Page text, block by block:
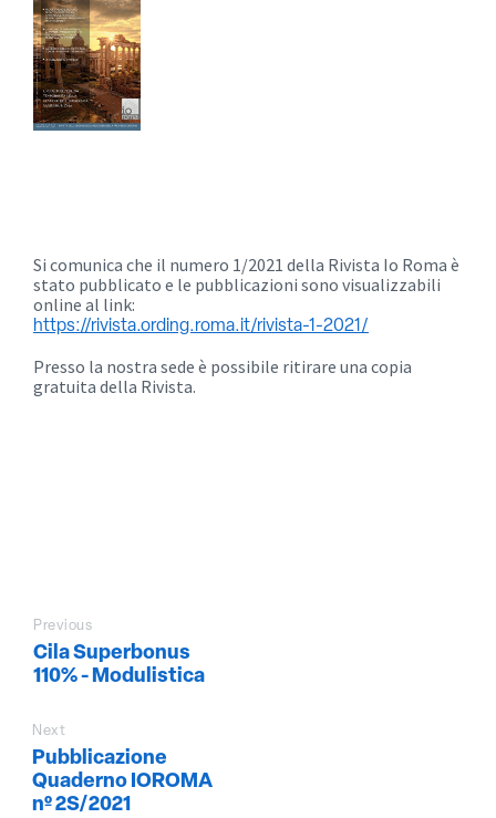
Si comunica che il numero 1/2021 della Rivista Io Roma è
stato pubblicato e le pubblicazioni sono visualizzabili
online al link:
https://rivista.ording.roma.it/rivista-1-2021/
Presso la nostra sede è possibile ritirare una copia
gratuita della Rivista.
Previous
Cila Superbonus
110% - Modulistica
Next
Pubblicazione
Quaderno IOROMA
nº 2S/2021